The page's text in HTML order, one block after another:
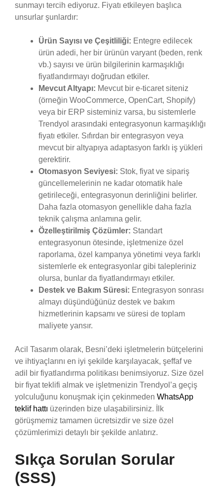
sunmayı tercih ediyoruz. Fiyatı etkileyen başlıca
unsurlar şunlardır:
Ürün Sayısı ve Çeşitliliği: Entegre edilecek
ürün adedi, her bir ürünün varyant (beden, renk
vb.) sayısı ve ürün bilgilerinin karmaşıklığı
fiyatlandırmayı doğrudan etkiler.
Mevcut Altyapı: Mevcut bir e-ticaret siteniz
(örneğin WooCommerce, OpenCart, Shopify)
veya bir ERP sisteminiz varsa, bu sistemlerle
Trendyol arasındaki entegrasyonun karmaşıklığı
fiyatı etkiler. Sıfırdan bir entegrasyon veya
mevcut bir altyapıya adaptasyon farklı iş yükleri
gerektirir.
Otomasyon Seviyesi: Stok, fiyat ve sipariş
güncellemelerinin ne kadar otomatik hale
getirileceği, entegrasyonun derinliğini belirler.
Daha fazla otomasyon genellikle daha fazla
teknik çalışma anlamına gelir.
Özelleştirilmiş Çözümler: Standart
entegrasyonun ötesinde, işletmenize özel
raporlama, özel kampanya yönetimi veya farklı
sistemlerle ek entegrasyonlar gibi talepleriniz
olursa, bunlar da fiyatlandırmayı etkiler.
Destek ve Bakım Süresi: Entegrasyon sonrası
almayı düşündüğünüz destek ve bakım
hizmetlerinin kapsamı ve süresi de toplam
maliyete yansır.
Acil Tasarım olarak, Besni’deki işletmelerin bütçelerini
ve ihtiyaçlarını en iyi şekilde karşılayacak, şeffaf ve
adil bir fiyatlandırma politikası benimsiyoruz. Size özel
bir fiyat teklifi almak ve işletmenizin Trendyol’a geçiş
yolculuğunu konuşmak için çekinmeden WhatsApp
teklif hattı üzerinden bize ulaşabilirsiniz. İlk
görüşmemiz tamamen ücretsizdir ve size özel
çözümlerimizi detaylı bir şekilde anlatırız.
Sıkça Sorulan Sorular
(SSS)